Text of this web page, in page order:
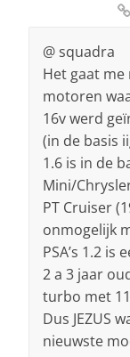
@ squadra
Het gaat
motoren
16v werd
(in de basis
1.6 is in de
Mini/
PT Cruiser
onmogelijk
PSA’s 1.2
2 a 3 jaar
turbo met
Dus JEZUS
nieuwste